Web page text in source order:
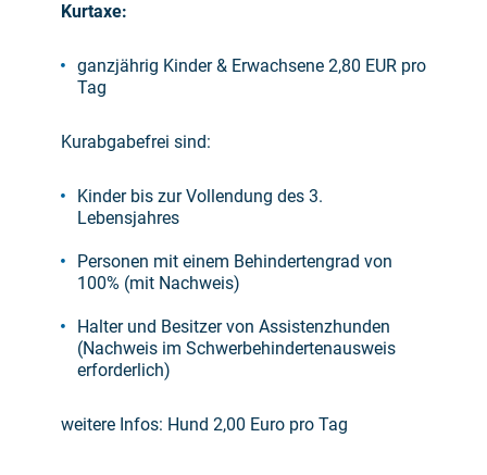
Kurtaxe:
ganzjährig Kinder & Erwachsene 2,80 EUR pro
Tag
Kurabgabefrei sind:
Kinder bis zur Vollendung des 3.
Lebensjahres
Personen mit einem Behindertengrad von
100% (mit Nachweis)
Halter und Besitzer von Assistenzhunden
(Nachweis im Schwerbehindertenausweis
erforderlich)
weitere Infos: Hund 2,00 Euro pro Tag